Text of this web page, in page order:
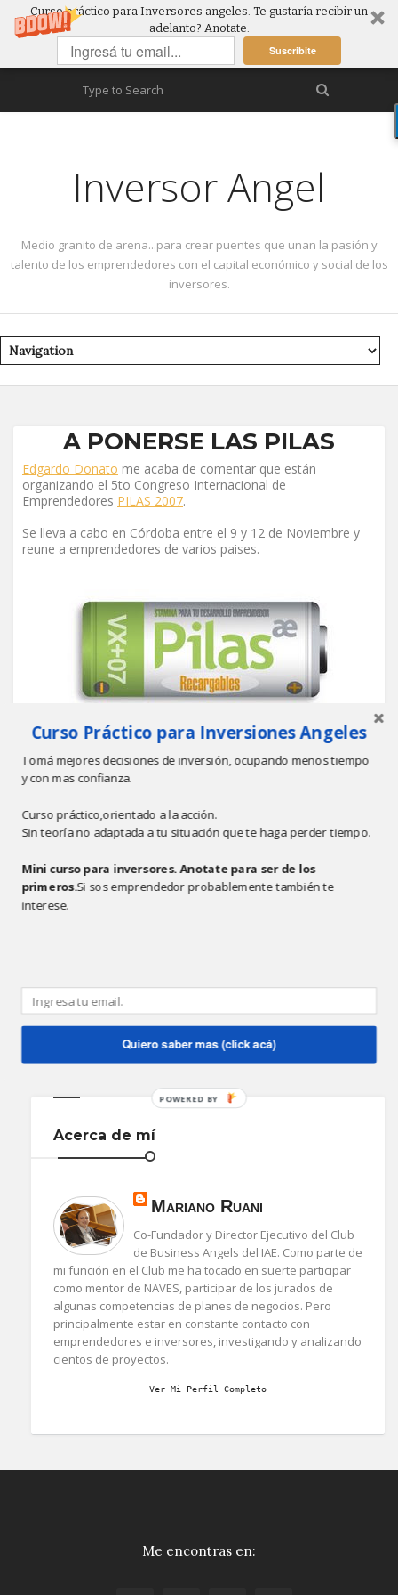
Curso práctico para Inversores angeles. Te gustaría recibir un
adelanto? Anotate.
Suscribite
Inversor Angel
Medio granito de arena...para crear puentes que unan la pasión y
talento de los emprendedores con el capital económico y social de los
inversores.
A PONERSE LAS PILAS
Edgardo Donato me acaba de comentar que están
organizando el 5to Congreso Internacional de
Emprendedores PILAS 2007.
Se lleva a cabo en Córdoba entre el 9 y 12 de Noviembre y
reune a emprendedores de varios paises.
Mediante conferencias, paneles, talleres y consultorios
promete sensibilizar, inspirar, motivar...formar una
comunidad latinoamericana de emprendedores. Bienvenido
entonces!!
Para mas infohttp://www.pilas2007.com.ar/
Mariano Ruani
0 comentarios:
Acerca de mí
Mariano Ruani
Co-Fundador y Director Ejecutivo del Club
de Business Angels del IAE. Como parte de
mi función en el Club me ha tocado en suerte participar
como mentor de NAVES, participar de los jurados de
algunas competencias de planes de negocios. Pero
principalmente estar en constante contacto con
emprendedores e inversores, investigando y analizando
cientos de proyectos.
Ver Mi Perfil Completo
Me encontras en:
Curso Práctico para Inversiones Angeles
Tomá mejores decisiones de inversión, ocupando menos tiempo
y con mas confianza.
Curso práctico,orientado a la acción.
Sin teoría no adaptada a tu situación que te haga perder tiempo.
Mini curso para inversores. Anotate para ser de los
primeros.Si sos emprendedor probablemente también te
interese.
Quiero saber mas (click acá)
POWERED BY